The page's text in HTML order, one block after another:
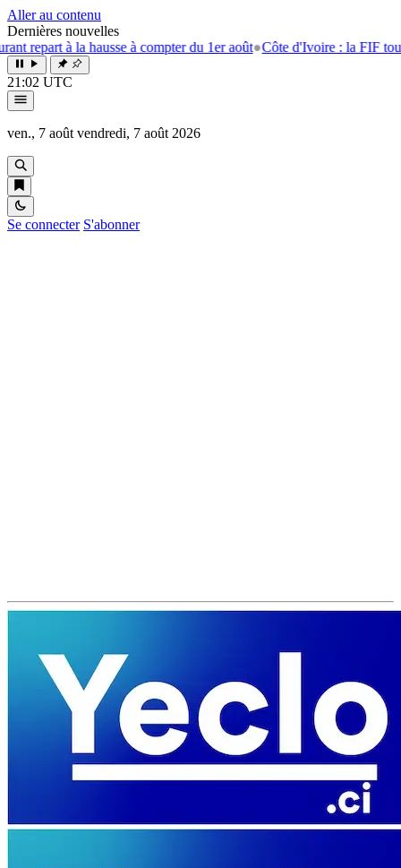
Aller au contenu
Dernières nouvelles
à la hausse à compter du 1er août●Côte d'Ivoire : la FIF tourne la
21:02 UTC
ven., 7 août vendredi, 7 août 2026
Se connecter S'abonner